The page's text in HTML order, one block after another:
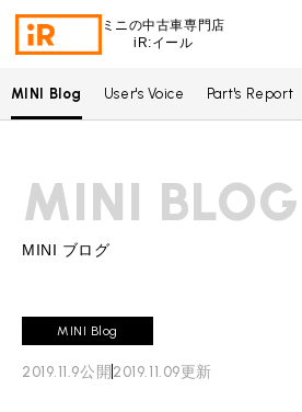
ミニの中古車専門店
iR:イール
BMW MINI BMWミニ 在庫検索
ROVER MINI ローバーミニ 在庫検索
TRADE 買取
TOP
iRの買取が他社よりも高い理由
MAINTENANCE
TOP
BLOG & MEDIA ブログ＆メディア
MINI Blog User's Voice Part's Report
MINI BLOG
MINI ブログ
MINI Blog
2019.11.9公開 2019.11.09更新